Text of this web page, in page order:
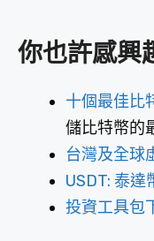
你也許感興
十個最佳比
儲比特幣的
台灣及全球
USDT: 泰達
投資工具包